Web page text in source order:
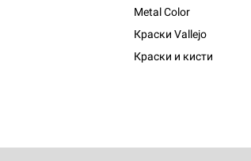
Metal Color
Краски Vallejo
Краски и кисти